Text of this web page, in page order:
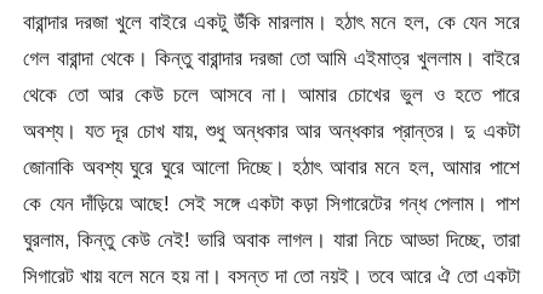
বারান্দার দরজা খুলে বাইরে একটু উঁকি মারলাম। হঠাৎ মনে হল, কে যেন সরে
গেল বারান্দা থেকে। কিন্তু বারান্দার দরজা তো আমি এইমাত্র খুললাম। বাইরে
থেকে তো আর কেউ চলে আসবে না। আমার চোখের ভুল ও হতে পারে
অবশ্য। যত দূর চোখ যায়, শুধু অন্ধকার আর অন্ধকার প্রান্তর। দু একটা
জোনাকি অবশ্য ঘুরে ঘুরে আলো দিচ্ছে। হঠাৎ আবার মনে হল, আমার পাশে
কে যেন দাঁড়িয়ে আছে! সেই সঙ্গে একটা কড়া সিগারেটের গন্ধ পেলাম। পাশ
ঘুরলাম, কিন্তু কেউ নেই! ভারি অবাক লাগল। যারা নিচে আড্ডা দিচ্ছে, তারা
সিগারেট খায় বলে মনে হয় না। বসন্ত দা তো নয়ই। তবে আরে ঐ তো একটা